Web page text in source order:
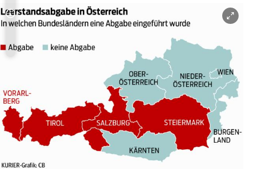
Copyright-Hinweis öffnen/schließen